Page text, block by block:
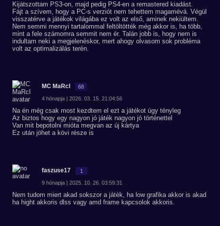
Kijátszottam PS3-on, majd pedig PS4-en a remastered kiadást.
Fájt a szívem, hogy a PC-s verziót nem tehettem magamévá. Végül
visszatérve a játékok világába ez volt az első, aminek nekiültem.
Nem semmi mennyi tartalommal feltöltötték még akkor is, ha több,
mint a fele számomra semmit nem ér. Talán jobb is, hogy nem is
indultam neki a megjelenéskor, mert ahogy olvasom sok probléma
volt az optimalizálás terén.
MC MaRcI 68
4 hónapja | 2026. 03. 15. 21:04:56
Na én még csak most kezdtem el ezt a játékot úgy tényleg
Az biztos hogy egy nagyon jó játék nagyon jó történettel
Van mit bepotolni mióta megvan az új kártya
Ez után jöhet a kövi része is
faszuse17 1
9 hónapja | 2025. 10. 26. 03:59:31
Nem tudom miert akad sokszor a játèk, ha low grafika akkor is akad
ha hight akkoris dlss vagy amd frame kapcsolok akkoris.